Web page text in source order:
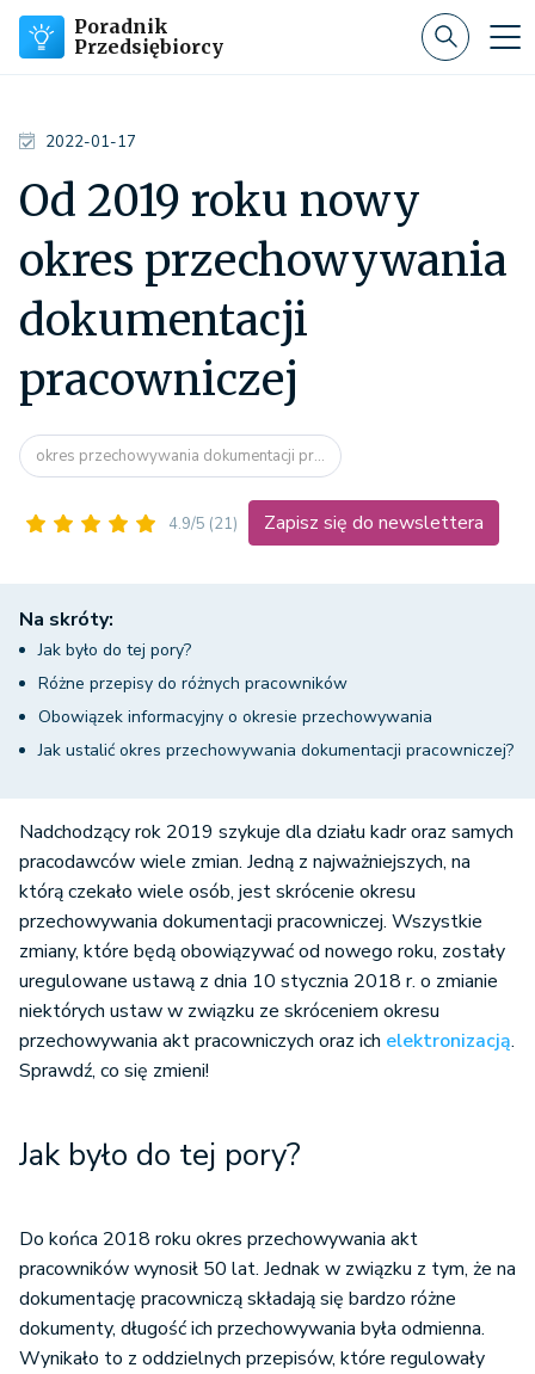
Poradnik
Przedsiębiorcy
2022-01-17
Od 2019 roku nowy
okres przechowywania
dokumentacji
pracowniczej
okres przechowywania dokumentacji pr...
4.9/5 (21) Zapisz się do newslettera
Na skróty:
Jak było do tej pory?
Różne przepisy do różnych pracowników
Obowiązek informacyjny o okresie przechowywania
Jak ustalić okres przechowywania dokumentacji pracowniczej?
Nadchodzący rok 2019 szykuje dla działu kadr oraz samych
pracodawców wiele zmian. Jedną z najważniejszych, na
którą czekało wiele osób, jest skrócenie okresu
przechowywania dokumentacji pracowniczej. Wszystkie
zmiany, które będą obowiązywać od nowego roku, zostały
uregulowane ustawą z dnia 10 stycznia 2018 r. o zmianie
niektórych ustaw w związku ze skróceniem okresu
przechowywania akt pracowniczych oraz ich elektronizacją.
Sprawdź, co się zmieni!
Jak było do tej pory?
Do końca 2018 roku okres przechowywania akt
pracowników wynosił 50 lat. Jednak w związku z tym, że na
dokumentację pracowniczą składają się bardzo różne
dokumenty, długość ich przechowywania była odmienna.
Wynikało to z oddzielnych przepisów, które regulowały